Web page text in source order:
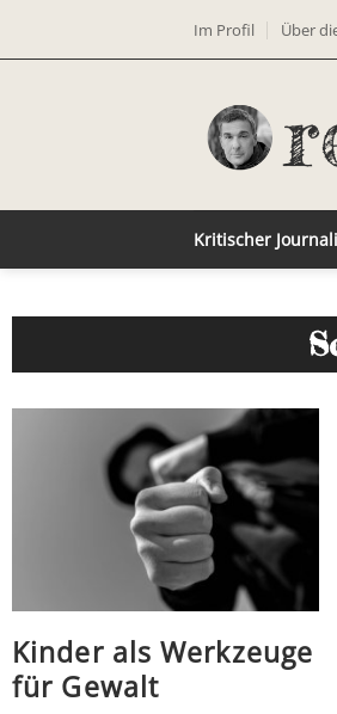
Im Profil Über
Kritischer
Kinder als Werkzeuge
für Gewalt